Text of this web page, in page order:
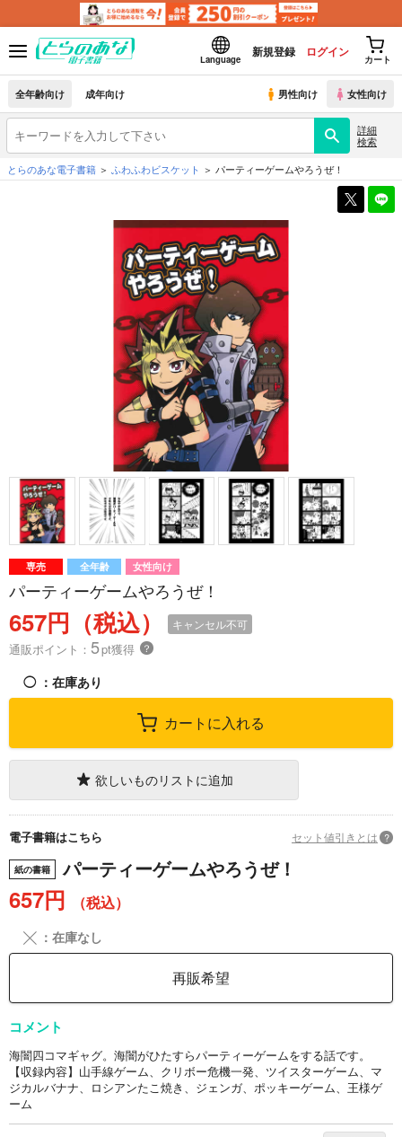
Language
新規登録 ログイン
カート
全年齢向け 成年向け 男性向け 女性向け
詳細
検索
とらのあな電子書籍
ふわふわビスケット パーティーゲームやろうぜ！
専売 全年齢 女性向け
パーティーゲームやろうぜ！
657円（税込） キャンセル不可
通販ポイント： 5pt獲得 ？
◯ ：在庫あり
カートに入れる
欲しいものリストに追加
電子書籍はこちら セット値引きとは ?
紙の書籍 パーティーゲームやろうぜ！
657円 （税込）
╳ ：在庫なし
再販希望
コメント
海闇四コマギャグ。海闇がひたすらパーティーゲームをする話です。
【収録内容】山手線ゲーム、クリボー危機一発、ツイスターゲーム、マ
ジカルバナナ、ロシアンたこ焼き、ジェンガ、ポッキーゲーム、王様ゲ
ーム